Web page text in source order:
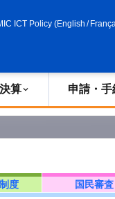
ICT Policy (English /
算 申請・手
度 国民審査